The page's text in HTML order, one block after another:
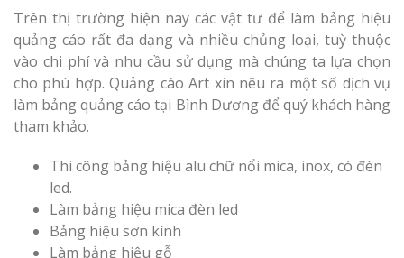
Trên thị trường hiện nay các vật tư để làm bảng hiệu
quảng cáo rất đa dạng và nhiều chủng loại, tuỳ thuộc
vào chi phí và nhu cầu sử dụng mà chúng ta lựa chọn
cho phù hợp. Quảng cáo Art xin nêu ra một số dịch vụ
làm bảng quảng cáo tại Bình Dương để quý khách hàng
tham khảo.
Thi công bảng hiệu alu chữ nổi mica, inox, có đèn
led.
Làm bảng hiệu mica đèn led
Bảng hiệu sơn kính
Làm bảng hiệu gỗ
Thi Công
Nghệ An Nâng Tầm